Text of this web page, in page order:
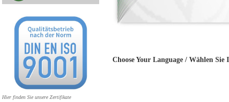
Hier finden Sie unsere Zertifikate
Choose Your Language /